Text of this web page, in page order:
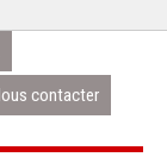
contacter